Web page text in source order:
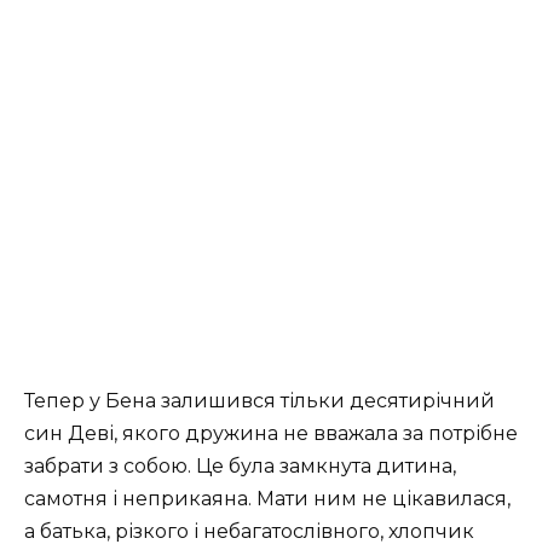
Тепер у Бена залишився тільки десятирічний
син Деві, якого дружина не вважала за потрібне
забрати з собою. Це була замкнута дитина,
самотня і неприкаяна. Мати ним не цікавилася,
а батька, різкого і небагатослівного, хлопчик